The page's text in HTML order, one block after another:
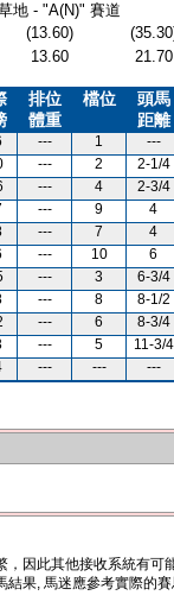
地 - "A(N)" 賽道
(13.60)
13.60 21.70
排位
體重
檔位
頭馬
距離
--- 1 ---
--- 2 2-1/4
--- 4 2-3/4
--- 9 4
--- 7 4
--- 10 6
--- 3 6-3/4
--- 8 8-1/2
--- 6 8-3/4
--- 5 11-3/4
--- --- ---
因此其他接收系統有可
果, 馬迷應參考實際的賽